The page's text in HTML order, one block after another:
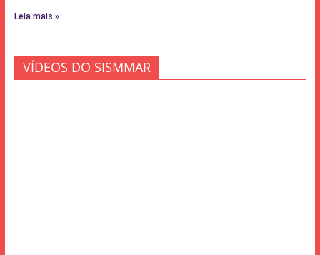
Leia mais »
VÍDEOS DO SISMMAR